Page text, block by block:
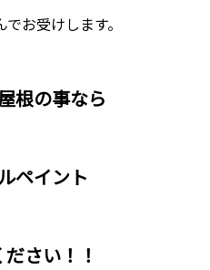
お受けします。
根の事なら
ペイント
さい！！